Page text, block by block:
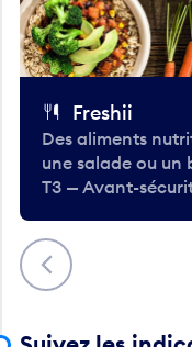
Précédent
Freshii
Des aliments
une salade ou un
T3 — Avant-